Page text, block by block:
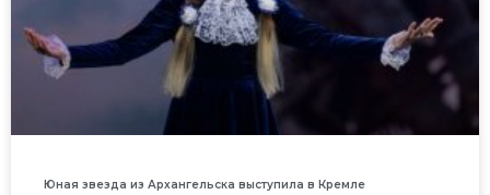
Юная звезда из Архангельска выступила в Кремле